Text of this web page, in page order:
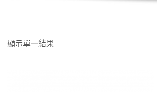
顯示單一結果